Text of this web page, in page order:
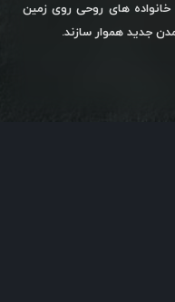
خانواده های روحی روی زمین
جدید هموار سازند.